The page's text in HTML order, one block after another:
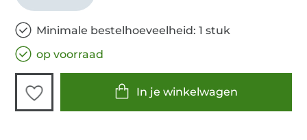
Minimale bestelhoeveelheid: 1 stuk
op voorraad
In je winkelwagen